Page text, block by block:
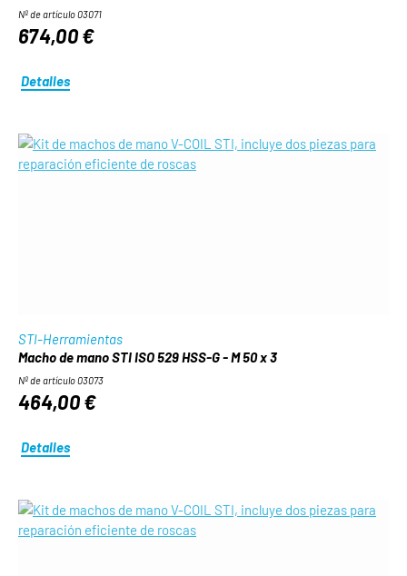
Nº de artículo 03071
674,00 €
Detalles
STI-Herramientas
Macho de mano STI ISO 529 HSS-G - M 50 x 3
Nº de artículo 03073
464,00 €
Detalles